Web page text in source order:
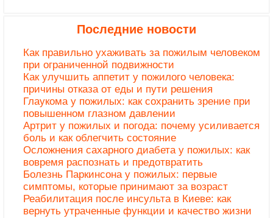
Последние новости
Как правильно ухаживать за пожилым человеком
при ограниченной подвижности
Как улучшить аппетит у пожилого человека:
причины отказа от еды и пути решения
Глаукома у пожилых: как сохранить зрение при
повышенном глазном давлении
Артрит у пожилых и погода: почему усиливается
боль и как облегчить состояние
Осложнения сахарного диабета у пожилых: как
вовремя распознать и предотвратить
Болезнь Паркинсона у пожилых: первые
симптомы, которые принимают за возраст
Реабилитация после инсульта в Киеве: как
вернуть утраченные функции и качество жизни